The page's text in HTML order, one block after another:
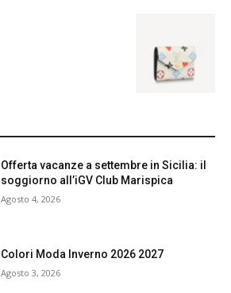
Offerta vacanze a settembre in Sicilia: il
soggiorno all’iGV Club Marispica
Agosto 4, 2026
Colori Moda Inverno 2026 2027
Agosto 3, 2026